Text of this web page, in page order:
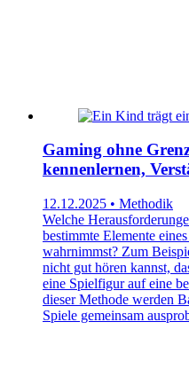
Gaming ohne
kennenlernen,
12.12.2025 • Methodik
Welche
bestimmte Elemente
wahrnimmst? Zum
nicht gut hören kannst,
eine Spielfigur auf eine
dieser Methode werden
Spiele gemeinsam